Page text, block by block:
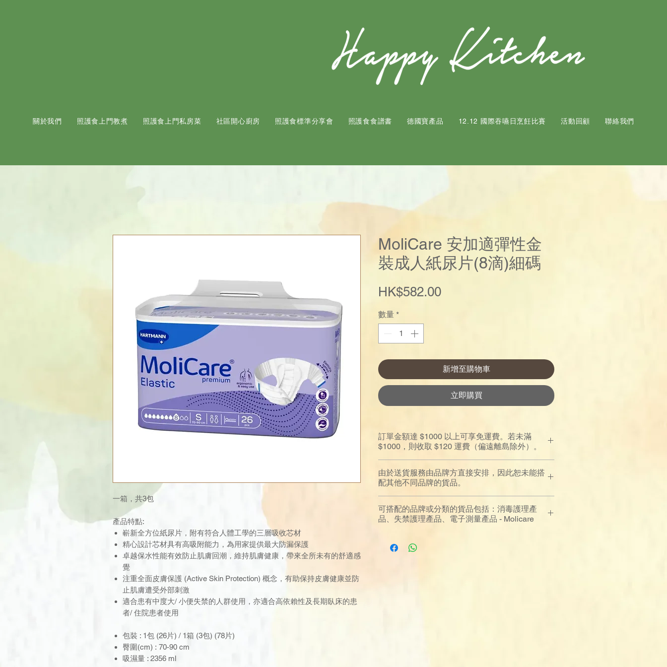
關於我們 照護食上門教煮 照護食上門私房菜 社區開心廚房 照護食標準分享會 照護食食譜書 ​德國寶產品 12.12 國際吞嚥日烹飪比賽 活動回顧 聯絡我們
一箱，共3包
產品特點:
嶄新全方位紙尿片，附有符合人體工學的三層吸收芯材
精心設計芯材具有高吸附能力，為用家提供最大防漏保護
卓越保水性能有效防止肌膚回潮，維持肌膚健康，帶來全所未有的舒適感
覺
注重全面皮膚保護 (Active Skin Protection) 概念，有助保持皮膚健康並防
止肌膚遭受外部刺激
適合患有中度大/ 小便失禁的人群使用，亦適合高依賴性及長期臥床的患
者/ 住院患者使用
包裝 : 1包 (26片) / 1箱 (3包) (78片)
臀圍(cm) : 70-90 cm
吸濕量 : 2356 ml
MoliCare 安加適彈性金
裝成人紙尿片(8滴)細碼
HK$582.00價
數量 *
新增至購物車
立即購買
訂單金額達 $1000 以上可享免運費。若未滿
$1000，則收取 $120 運費（偏遠離島除外）。
由於送貨服務由品牌方直接安排，因此恕未能搭
配其他不同品牌的貨品。
可搭配的品牌或分類的貨品包括：消毒護理產
品、失禁護理產品、電子測量產品 - Molicare